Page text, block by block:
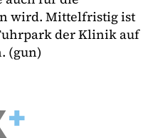
wird. Mittelfristig ist
der Klinik auf
(gun)